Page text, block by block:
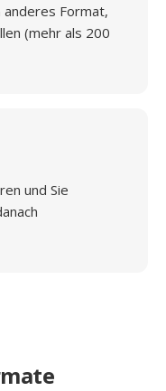
anderes Format,
(mehr als 200
und Sie